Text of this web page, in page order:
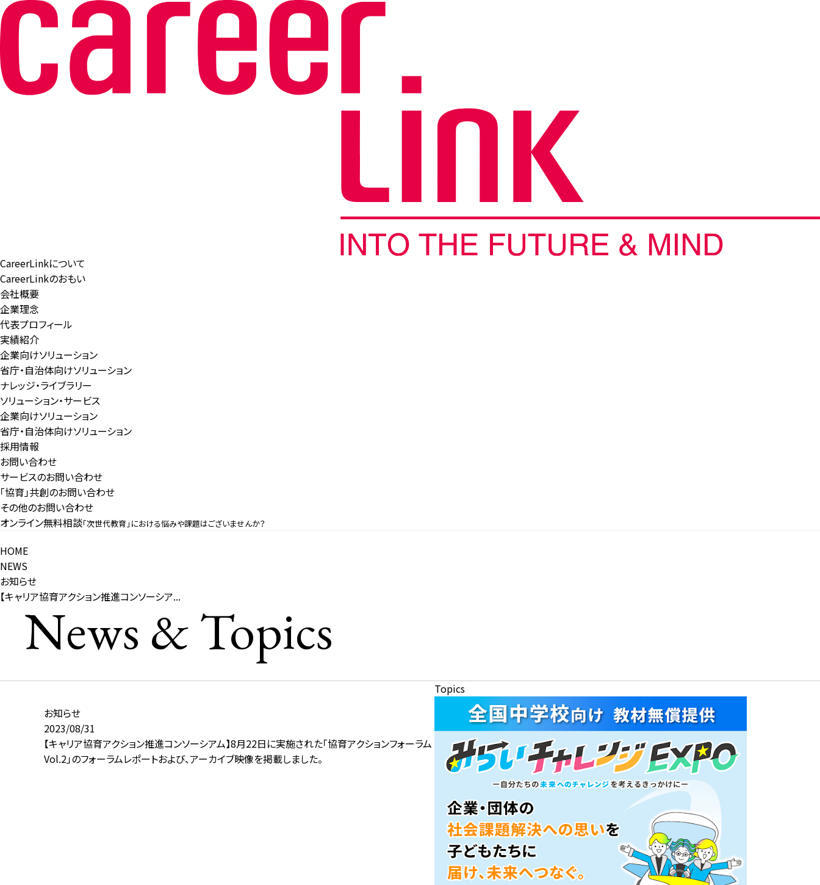
CareerLinkについて
CareerLinkのおもい
会社概要
企業理念
代表プロフィール
実績紹介
企業向けソリューション
省庁・自治体向けソリューション
ナレッジ・ライブラリー
ソリューション・サービス
企業向けソリューション
省庁・自治体向けソリューション
採用情報
お問い合わせ
サービスのお問い合わせ
「協育」共創のお問い合わせ
その他のお問い合わせ
オンライン無料相談「次世代教育」における悩みや課題はございませんか？
HOME
NEWS
お知らせ
【キャリア協育アクション推進コンソーシア...
News & Topics
お知らせ
2023/08/31
【キャリア協育アクション推進コンソーシアム】8月22日に実施された「協育アクションフォーラム
Vol.2」のフォーラムレポートおよび、アーカイブ映像を掲載しました。
Topics